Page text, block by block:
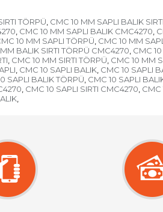
TÖRPÜ, CMC 10 MM SAPLI BALIK
, CMC 10 MM SAPLI BALIK CMC4270,
10 MM SAPLI TÖRPÜ, CMC 10 MM
BALIK SIRTI TÖRPÜ CMC4270, CMC
, CMC 10 MM SIRTI TÖRPÜ, CMC 10 MM
, CMC 10 SAPLI BALIK, CMC 10 SAPLI
SAPLI BALIK TÖRPÜ, CMC 10 SAPLI
, CMC 10 SAPLI SIRTI CMC4270, CMC
,